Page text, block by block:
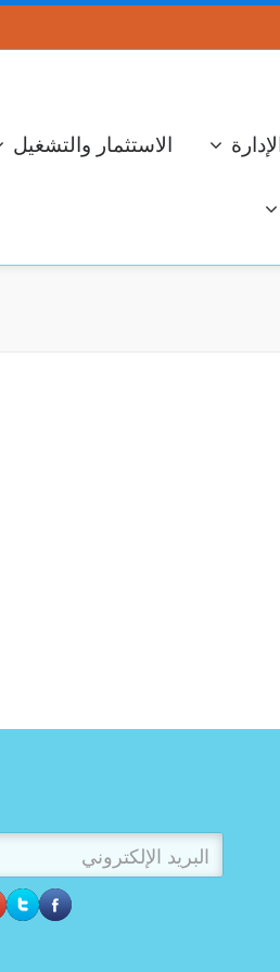
الإدارة الاستثمار والتشغيل